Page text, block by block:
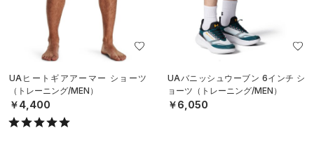
UAヒートギアアーマー ショーツ
（トレーニング/MEN）
￥4,400
UAバニッシュウーブン 6インチ シ
ョーツ（トレーニング/MEN）
￥6,050